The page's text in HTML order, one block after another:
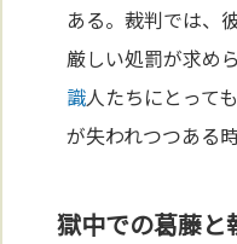
ある。裁判では、
厳しい処罰が求め
識人たちにとって
が失われつつある
獄中での葛藤と